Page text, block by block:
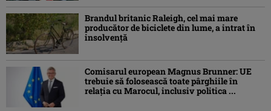
Brandul britanic Raleigh, cel mai mare
producător de biciclete din lume, a intrat în
insolvență
Comisarul european Magnus Brunner: UE
trebuie să folosească toate pârghiile în
relația cu Marocul, inclusiv politica ...